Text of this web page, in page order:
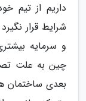
داریم از تیم
شرایط قرار
و سرمایه
چین به علت
بعدی ساختمان